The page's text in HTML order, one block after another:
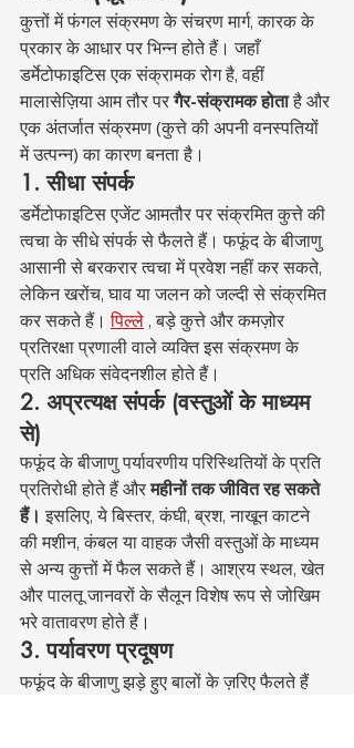
कुत्तों में फंगल संक्रमण के संचरण मार्ग, कारक के
प्रकार के आधार पर भिन्न होते हैं। जहाँ
डर्मेटोफाइटिस एक संक्रामक रोग है, वहीं
मालासेज़िया आम तौर पर गैर-संक्रामक होता है और
एक अंतर्जात संक्रमण (कुत्ते की अपनी वनस्पतियों
में उत्पन्न) का कारण बनता है।
1. सीधा संपर्क
डर्मेटोफाइटिस एजेंट आमतौर पर संक्रमित कुत्ते की
त्वचा के सीधे संपर्क से फैलते हैं। फफूंद के बीजाणु
आसानी से बरकरार त्वचा में प्रवेश नहीं कर सकते,
लेकिन खरोंच, घाव या जलन को जल्दी से संक्रमित
कर सकते हैं। पिल्ले , बड़े कुत्ते और कमज़ोर
प्रतिरक्षा प्रणाली वाले व्यक्ति इस संक्रमण के
प्रति अधिक संवेदनशील होते हैं।
2. अप्रत्यक्ष संपर्क (वस्तुओं के माध्यम
से)
फफूंद के बीजाणु पर्यावरणीय परिस्थितियों के प्रति
प्रतिरोधी होते हैं और महीनों तक जीवित रह सकते
हैं। इसलिए, ये बिस्तर, कंघी, ब्रश, नाखून काटने
की मशीन, कंबल या वाहक जैसी वस्तुओं के माध्यम
से अन्य कुत्तों में फैल सकते हैं। आश्रय स्थल, खेत
और पालतू जानवरों के सैलून विशेष रूप से जोखिम
भरे वातावरण होते हैं।
3. पर्यावरण प्रदूषण
फफूंद के बीजाणु झड़े हुए बालों के ज़रिए फैलते हैं